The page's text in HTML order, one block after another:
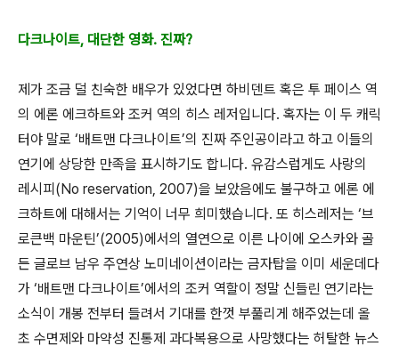
다크나이트, 대단한 영화. 진짜?
제가 조금 덜 친숙한 배우가 있었다면 하비덴트 혹은 투 페이스 역
의 에론 에크하트와 조커 역의 히스 레저입니다. 혹자는 이 두 캐릭
터야 말로 ‘배트맨 다크나이트’의 진짜 주인공이라고 하고 이들의
연기에 상당한 만족을 표시하기도 합니다. 유감스럽게도 사랑의
레시피(No reservation, 2007)을 보았음에도 불구하고 에론 에
크하트에 대해서는 기억이 너무 희미했습니다. 또 히스레저는 ‘브
로큰백 마운틴’(2005)에서의 열연으로 이른 나이에 오스카와 골
든 글로브 남우 주연상 노미네이션이라는 금자탑을 이미 세운데다
가 ‘배트맨 다크나이트’에서의 조커 역할이 정말 신들린 연기라는
소식이 개봉 전부터 들려서 기대를 한껏 부풀리게 해주었는데 올
초 수면제와 마약성 진통제 과다복용으로 사망했다는 허탈한 뉴스